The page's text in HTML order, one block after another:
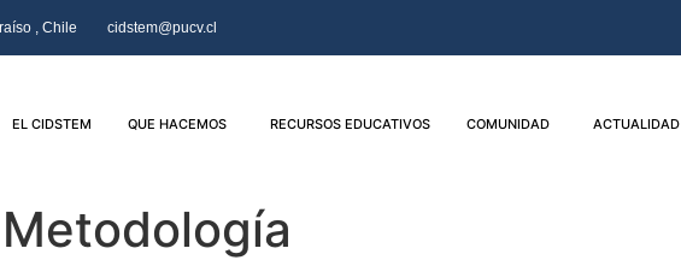
, Chile cidstem@pucv.cl
EL CIDSTEM QUE HACEMOS RECURSOS EDUCATIVOS COMUNIDAD ACTUALIDAD
Metodología